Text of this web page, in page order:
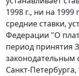
1998 г., ни на
средние ставки,
Федерации "О
период принятия
законодательным
Санкт-